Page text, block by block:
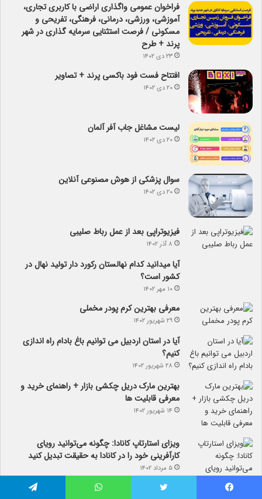
فراخوان عمومی واگذاری اراضی با کاربری تجاری،
آموزشی، ورزشی، درمانی، فرهنگی، تفریحی و
مسکونی / فرصت استثنایی سرمایه گذاری در شهر
پرند + طرح
۲۳ دی ۱۴۰۲
افتتاح فست فود باکسی پرند + تصاویر
۲۰ دی ۱۴۰۲
لیست مشاغل جاب آفر آلمان
۲۰ دی ۱۴۰۲
سوال پزشکی از هوش مصنوعی آنلاین
۲۰ دی ۱۴۰۲
فیزیوتراپی بعد از عمل رباط صلیبی
۸ آذر ۱۴۰۲
آیا می­دانید کدام نهالستان رکورد دار تولید نهال­ در
کشور است؟
۱۰ مهر ۱۴۰۲
معرفی بهترین کرم پودر مخملی
۲۹ شهریور ۱۴۰۲
آیا در استان اردبیل می توانیم باغ بادام راه اندازی
کنیم؟
۲۸ شهریور ۱۴۰۲
بهترین مارک دریل چکشی بازار + راهنمای خرید و
معرفی قابلیت ها
۱۴ شهریور ۱۴۰۲
ویزای استارتاپ کانادا: چگونه می‌توانید رویای
کارآفرینی خود را در کانادا به حقیقت تبدیل کنید
۵ مرداد ۱۴۰۲